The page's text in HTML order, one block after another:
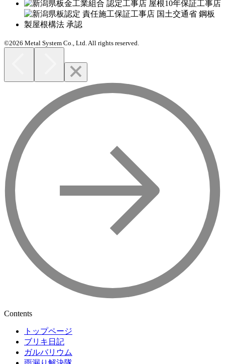
©2026 Metal System Co., Ltd. All rights reserved.
Contents
トップページ
ブリキ日記
ガルバリウム